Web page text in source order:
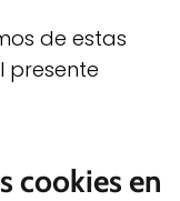
de estas
presente
cookies en